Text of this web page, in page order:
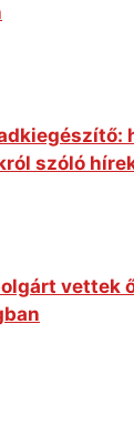
szóló
vettek